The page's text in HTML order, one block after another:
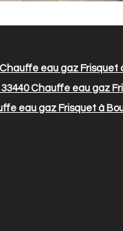
eau gaz Frisquet
Chauffe eau gaz
eau gaz Frisquet à